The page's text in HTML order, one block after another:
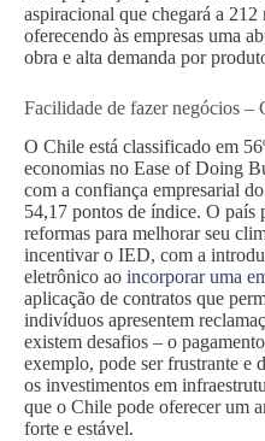
aspiracional que chegará a
oferecendo às empresas uma
obra e alta demanda por
Facilidade de fazer negócios –
O Chile está classificado em
economias no Ease of Doing
com a confiança empresarial
54,17 pontos de índice. O país
reformas para melhorar seu
incentivar o IED, com a
eletrônico ao incorporar uma
aplicação de contratos que
indivíduos apresentem
existem desafios – o
exemplo, pode ser frustrante e
os investimentos em
que o Chile pode oferecer um
forte e estável.